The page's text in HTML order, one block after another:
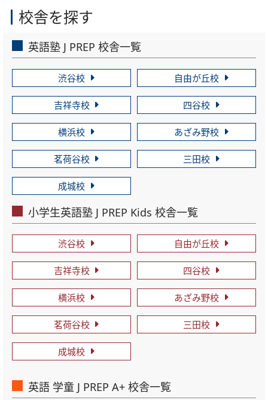
校舎を探す
英語塾 J PREP 校舎一覧
渋谷校 自由が丘校
吉祥寺校 四谷校
横浜校 あざみ野校
茗荷谷校 三田校
成城校
小学生英語塾 J PREP Kids 校舎一覧
渋谷校 自由が丘校
吉祥寺校 四谷校
横浜校 あざみ野校
茗荷谷校 三田校
成城校
英語 学童 J PREP A+ 校舎一覧